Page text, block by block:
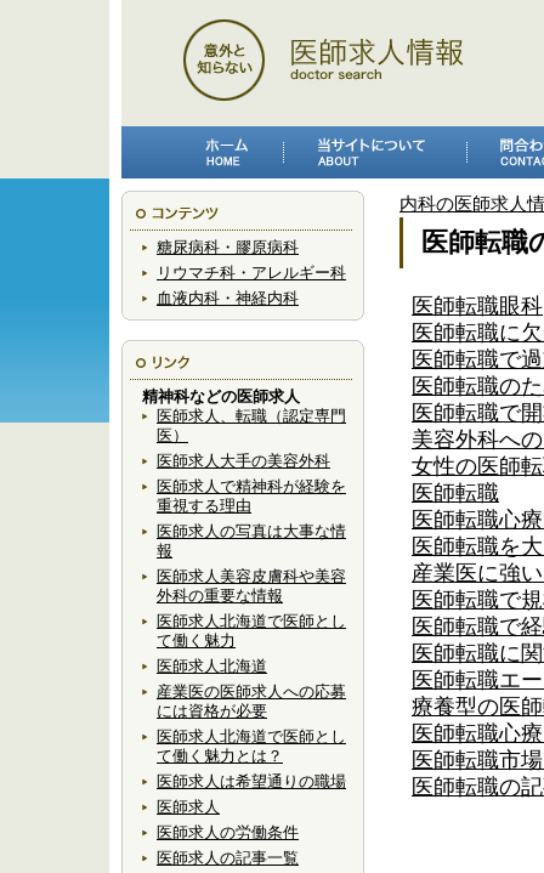
糖尿病科・膠原病科
リウマチ科・アレルギー科
血液内科・神経内科
精神科などの医師求人
医師求人、転職（認定専門
医）
医師求人大手の美容外科
医師求人で精神科が経験を
重視する理由
医師求人の写真は大事な情
報
医師求人美容皮膚科や美容
外科の重要な情報
医師求人北海道で医師とし
て働く魅力
医師求人北海道
産業医の医師求人への応募
には資格が必要
医師求人北海道で医師とし
て働く魅力とは？
医師求人は希望通りの職場
医師求人
医師求人の労働条件
医師求人の記事一覧
内科の医師求人
医師転職
医師転職眼科
医師転職に
医師転職で
医師転職の
医師転職で
美容外科へ
女性の医師
医師転職
医師転職心
医師転職を
産業医に強
医師転職で
医師転職で
医師転職に
医師転職エ
療養型の医
医師転職心
医師転職市
医師転職の